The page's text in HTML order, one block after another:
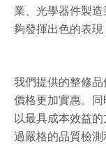
業、光學器件製
夠發揮出色的表現
我們提供的整修品
價格更加實惠。
以最具成本效益
過嚴格的品質檢